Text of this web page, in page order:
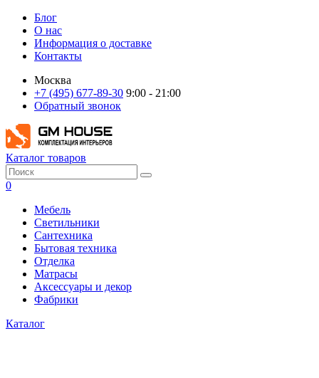
Блог
О нас
Информация о доставке
Контакты
Москва
+7 (495) 677-89-30 9:00 - 21:00
Обратный звонок
Каталог товаров
0
Мебель
Светильники
Сантехника
Бытовая техника
Отделка
Матрасы
Аксессуары и декор
Фабрики
Каталог